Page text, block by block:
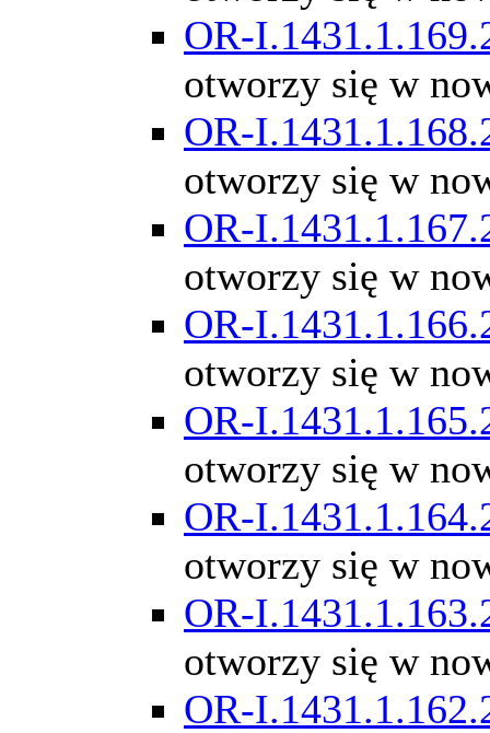
OR-
otworzy się w
OR-
otworzy się w
OR-
otworzy się w
OR-
otworzy się w
OR-
otworzy się w
OR-
otworzy się w
OR-
otworzy się w
OR-